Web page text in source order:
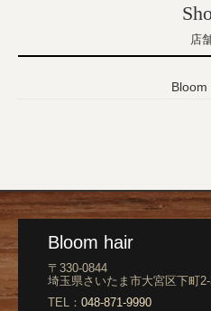
店
Bloom
Bloom hair
〒330-0844
埼玉県さいたま市大宮区下町
TEL： 048-871-9990